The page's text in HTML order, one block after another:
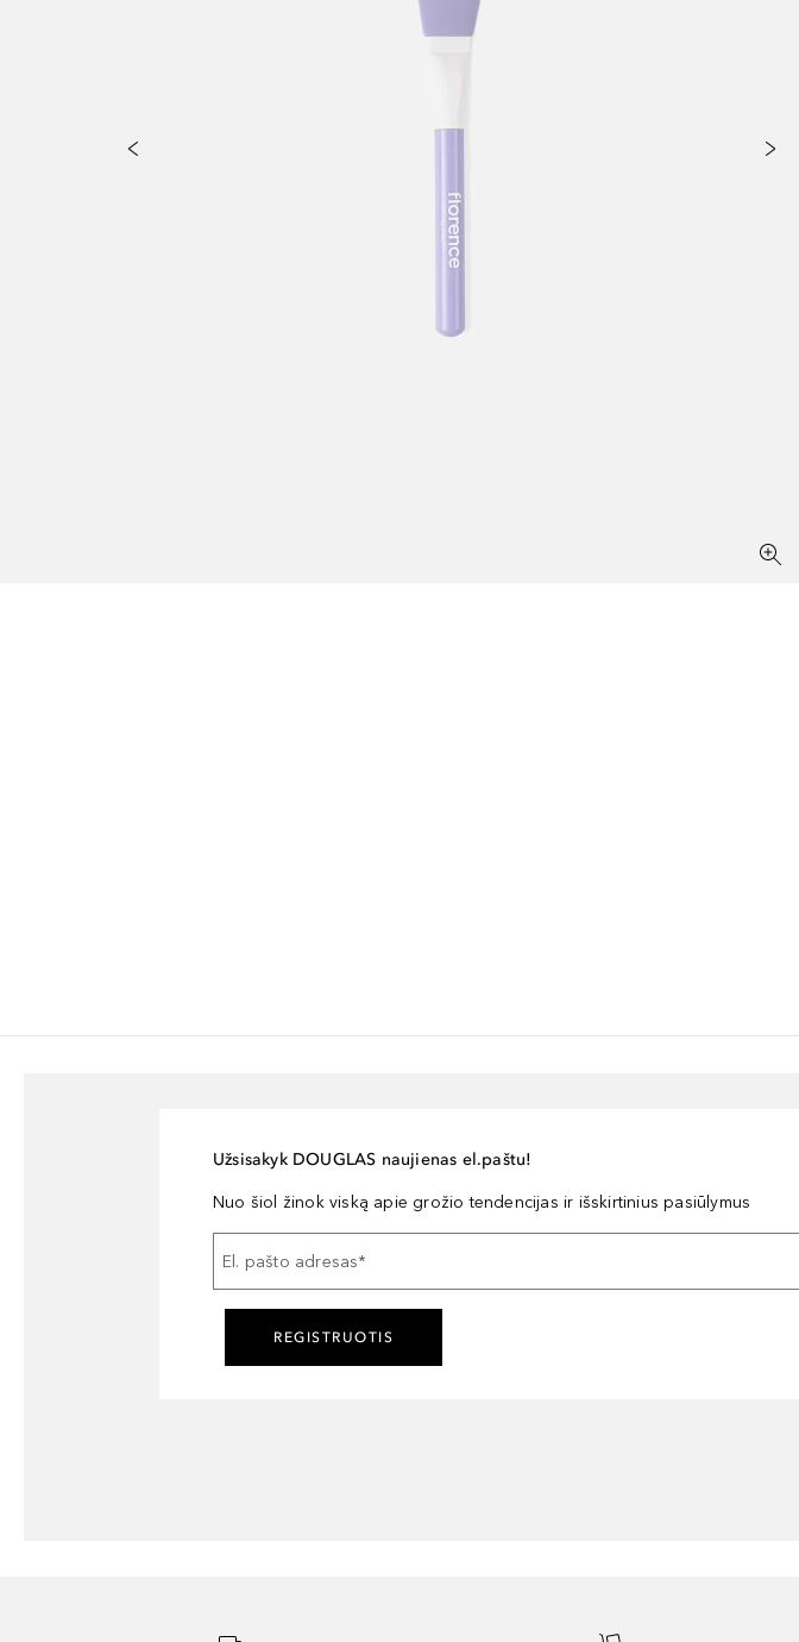
Užsisakyk DOUGLAS naujienas el.paštu!
Nuo šiol žinok viską apie grožio tendencijas ir išskirtinius pasiūlymus
El. pašto adresas*
REGISTRUOTIS